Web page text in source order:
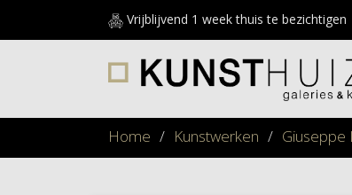
Vrijblijvend 1 week thuis te bezichtigen
Home / Kunstwerken / Giuseppe